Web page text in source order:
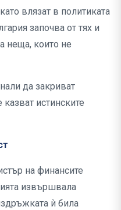
влязат в политиката
започва от тях и
неща, които не
да закриват
истинските
на финансите
извършвала
ѝ била